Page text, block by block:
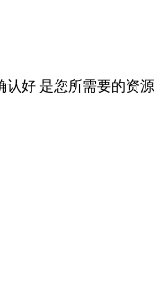
认好 是您所需要的资源